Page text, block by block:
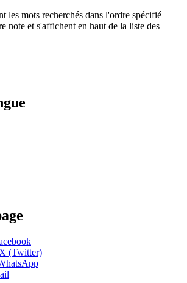
les mots recherchés dans l'ordre spécifié
note et s'affichent en haut de la liste des
X (Twitter)